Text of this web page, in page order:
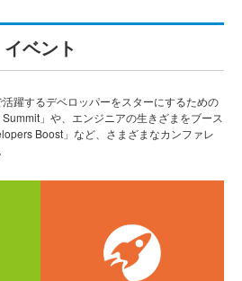
イベント
躍するデベロッパーをスターにするための
」や、エンジニアの生きざまをブース
Boost」など、さまざまなカンファレ